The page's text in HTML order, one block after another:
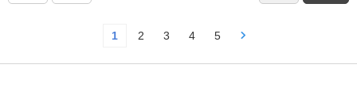
1 2 3 4 5